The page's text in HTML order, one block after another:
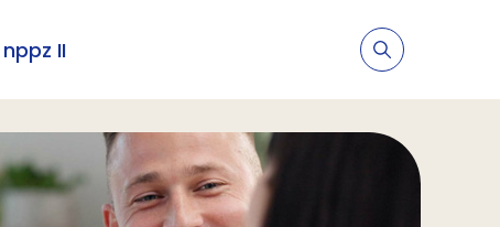
nppz II